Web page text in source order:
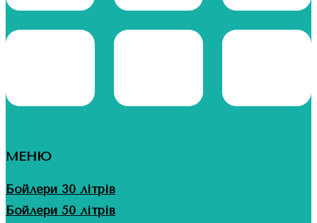
МЕНЮ
Бойлери 30 літрів
Бойлери 50 літрів